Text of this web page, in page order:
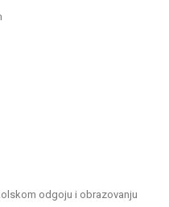
odgoju i obrazovanju